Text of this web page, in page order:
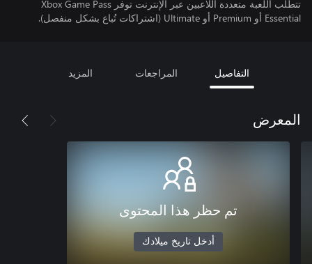
تتطلب اللعبة متعددة اللاعبين عبر الإنترنت توفر Xbox Game Pass
Essential أو Premium أو Ultimate (اشتراكات تُباع بشكل منفصل).
التفاصيل المراجعات المزيد
المعرض
تم حظر هذا المحتوى
أدخل تاريخ ميلادك